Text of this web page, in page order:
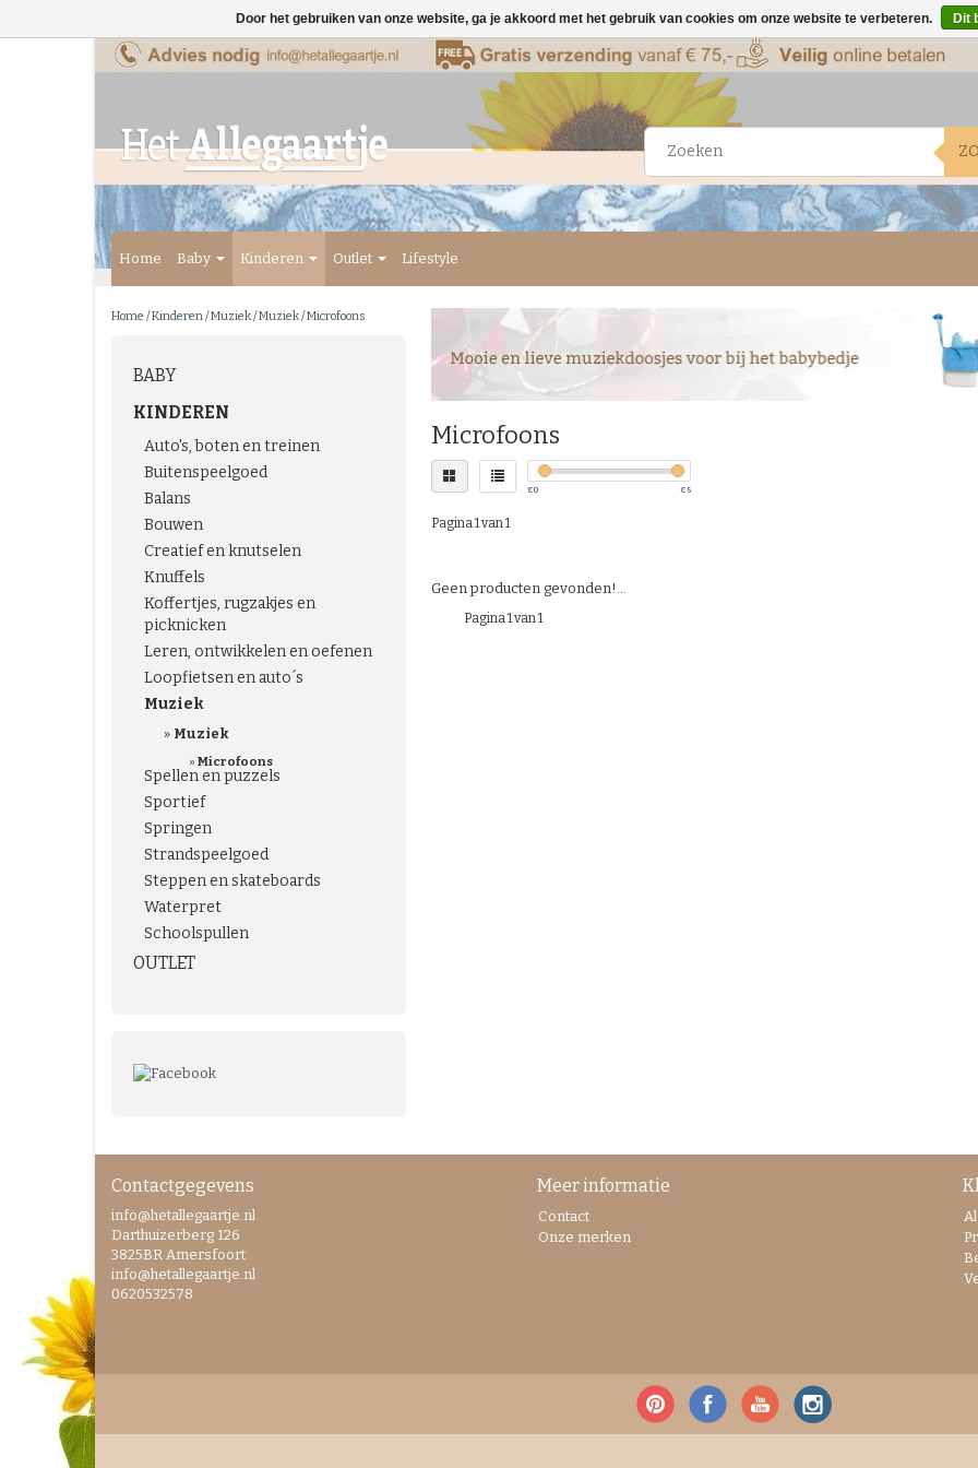
Home Baby Kinderen Outlet Lifestyle
Home /Kinderen/Muziek/Muziek/Microfoons
BABY
KINDEREN
Auto's, boten en treinen
Buitenspeelgoed
Balans
Bouwen
Creatief en knutselen
Knuffels
Koffertjes, rugzakjes en
picknicken
Leren, ontwikkelen en oefenen
Loopfietsen en auto´s
Muziek
» Muziek
» Microfoons
Spellen en puzzels
Sportief
Springen
Strandspeelgoed
Steppen en skateboards
Waterpret
Schoolspullen
OUTLET
Microfoons
€0 € 5
Pagina 1 van 1
Geen producten gevonden!...
Pagina 1 van 1
Contactgegevens
info@hetallegaartje.nl
Darthuizerberg 126
3825BR Amersfoort
info@hetallegaartje.nl
0620532578
Meer informatie
Contact
Onze merken
Door het gebruiken van onze website, ga je akkoord met het gebruik van cookies om onze website te verbeteren. Dit